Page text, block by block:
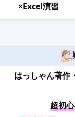
×Excel演習
はっしゃん著作
超初